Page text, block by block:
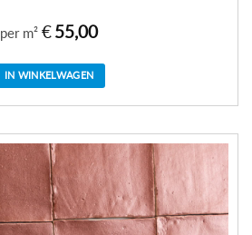
per m² €55,00
IN WINKELWAGEN